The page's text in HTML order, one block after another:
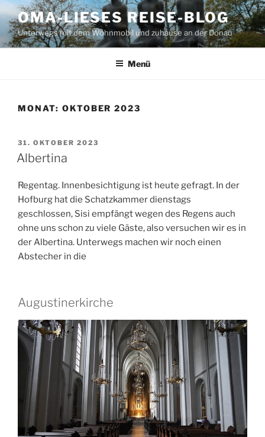
Zum
Inhalt
springen
OMA-LIESES REISE-BLOG
Unterwegs mit dem Wohnmobil und zuhause an der Donau
Menü
MONAT: OKTOBER 2023
VERÖFFENTLICHT
AM
31. OKTOBER 2023
Albertina
Regentag. Innenbesichtigung ist heute gefragt. In der
Hofburg hat die Schatzkammer dienstags
geschlossen, Sisi empfängt wegen des Regens auch
ohne uns schon zu viele Gäste, also versuchen wir es in
der Albertina. Unterwegs machen wir noch einen
Abstecher in die
Augustinerkirche